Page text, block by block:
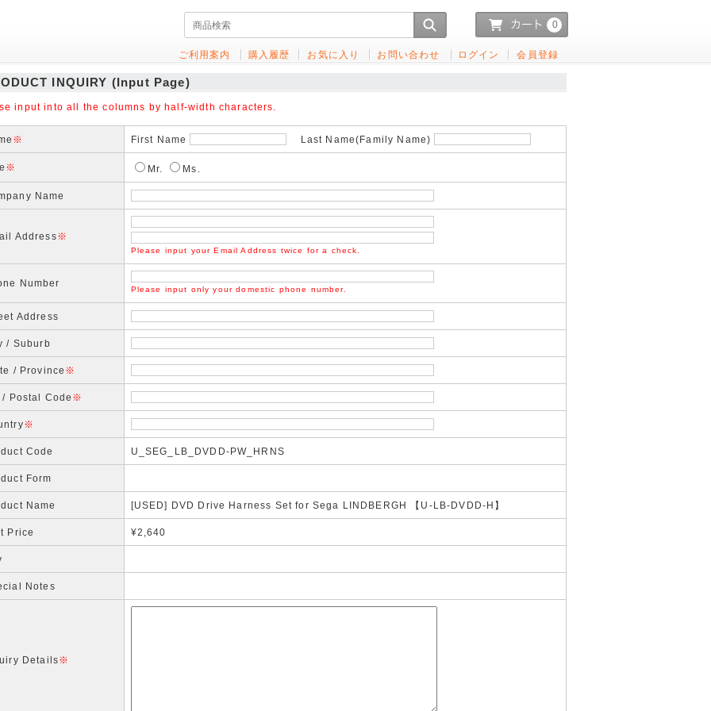
0
ご利用案内 購入履歴 お気に入り お問い合わせ ログイン 会員登録
INQUIRY (Input Page)
input into all the columns by half-width characters.
※ First Name Last Name(Family Name)
※ Mr. Ms.
Name
Address※
Please input your Email Address twice for a check.
Number
Please input only your domestic phone number.
Address
/ Suburb
/ Province ※
/ Postal Code ※
※
Code U_SEG_LB_DVDD-PW_HRNS
Form
Name [USED] DVD Drive Harness Set for Sega LINDBERGH 【U-LB-DVDD-H】
Price ¥2,640
Notes
Details※